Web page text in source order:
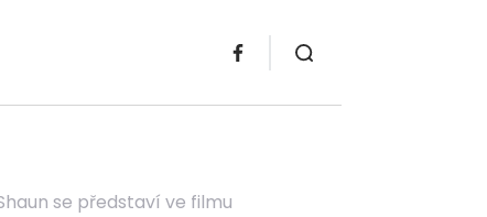
se představí ve filmu